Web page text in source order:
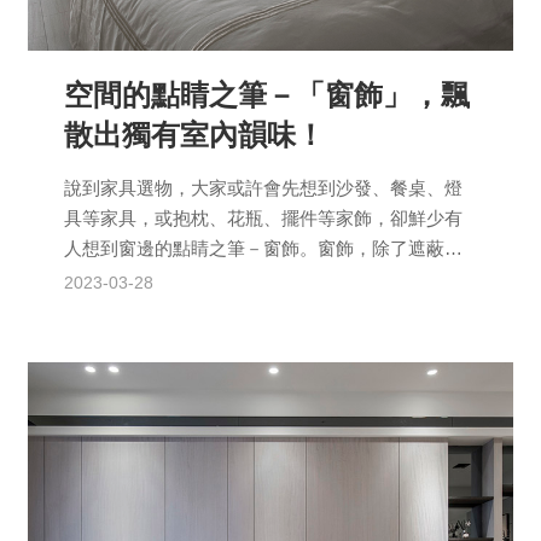
空間的點睛之筆－「窗飾」，飄
散出獨有室內韻味！
說到家具選物，大家或許會先想到沙發、餐桌、燈
具等家具，或抱枕、花瓶、擺件等家飾，卻鮮少有
人想到窗邊的點睛之筆－窗飾。窗飾，除了遮蔽外
在光源的主要用途之外，也是增添空間層次感的絕
2023-03-28